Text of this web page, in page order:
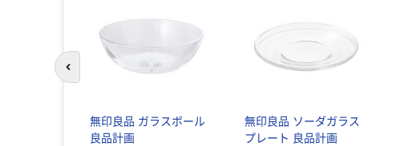
無印良品 ガラスボール
良品計画
無印良品 ソーダガラス
プレート 良品計画
前のスライドへ